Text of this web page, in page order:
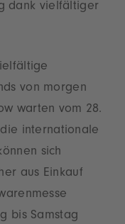
dank vielfältiger
von morgen
warten vom 28.
internationale
sich
aus Einkauf
bis Samstag